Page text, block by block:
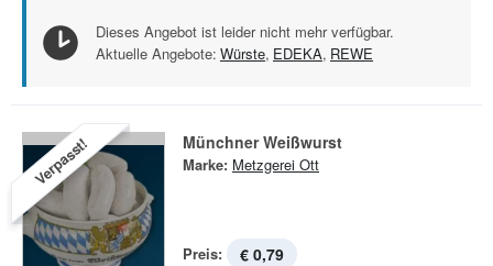
Dieses Angebot ist leider nicht mehr verfügbar.
Aktuelle Angebote: Würste, EDEKA, REWE
Verpasst! Münchner Weißwurst
Marke: Metzgerei Ott
Preis: € 0,79